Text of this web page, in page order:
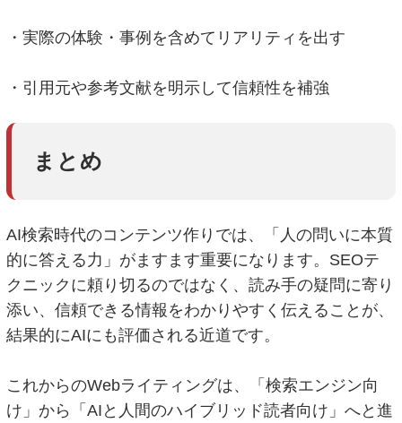
・実際の体験・事例を含めてリアリティを出す
・引用元や参考文献を明示して信頼性を補強
まとめ
AI検索時代のコンテンツ作りでは、「人の問いに本質
的に答える力」がますます重要になります。SEOテ
クニックに頼り切るのではなく、読み手の疑問に寄り
添い、信頼できる情報をわかりやすく伝えることが、
結果的にAIにも評価される近道です。
これからのWebライティングは、「検索エンジン向
け」から「AIと人間のハイブリッド読者向け」へと進